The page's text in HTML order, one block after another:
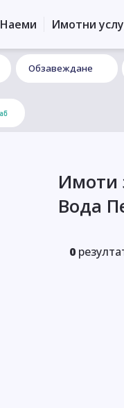
Наеми Имотни
Обзавеждане
Имоти
Вода
0